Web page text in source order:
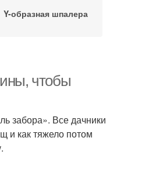
Y-образная шпалера
чтобы
забора». Все дачники
и как тяжело потом